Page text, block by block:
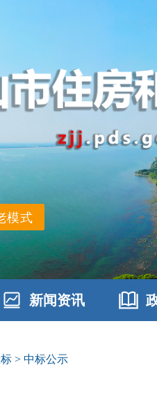
模式
新闻资讯
> 中标公示